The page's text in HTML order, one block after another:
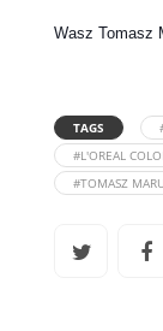
Wasz Tomasz
TAGS
#L'OREAL
#TOMASZ